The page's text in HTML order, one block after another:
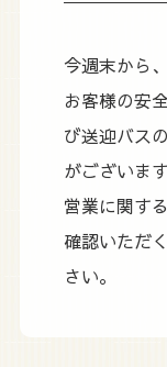
今週末から
お客様の安
び送迎バス
がございます
営業に関す
確認いただ
さい。